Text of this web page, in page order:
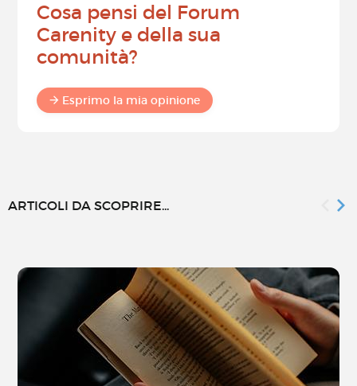
Cosa pensi del Forum
Carenity e della sua
comunità?
Esprimo la mia opinione
ARTICOLI DA SCOPRIRE...